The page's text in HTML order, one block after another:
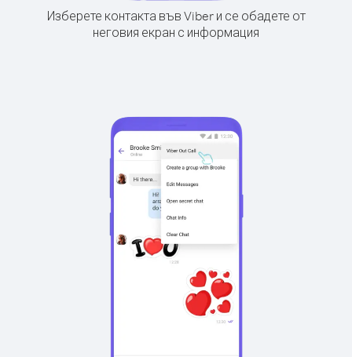
Изберете контакта във Viber и се обадете от
неговия екран с информация